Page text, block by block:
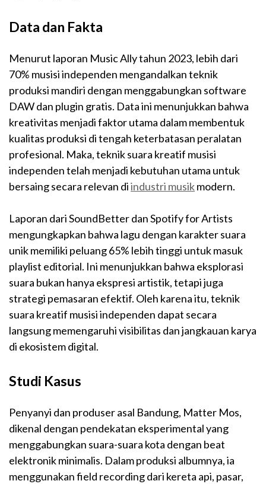
Data dan Fakta
Menurut laporan Music Ally tahun 2023, lebih dari
70% musisi independen mengandalkan teknik
produksi mandiri dengan menggabungkan software
DAW dan plugin gratis. Data ini menunjukkan bahwa
kreativitas menjadi faktor utama dalam membentuk
kualitas produksi di tengah keterbatasan peralatan
profesional. Maka, teknik suara kreatif musisi
independen telah menjadi kebutuhan utama untuk
bersaing secara relevan diindustri musikmodern.
Laporan dari SoundBetter dan Spotify for Artists
mengungkapkan bahwa lagu dengan karakter suara
unik memiliki peluang 65% lebih tinggi untuk masuk
playlist editorial. Ini menunjukkan bahwa eksplorasi
suara bukan hanya ekspresi artistik, tetapi juga
strategi pemasaran efektif. Oleh karena itu, teknik
suara kreatif musisi independen dapat secara
langsung memengaruhi visibilitas dan jangkauan karya
di ekosistem digital.
Studi Kasus
Penyanyi dan produser asal Bandung, Matter Mos,
dikenal dengan pendekatan eksperimental yang
menggabungkan suara-suara kota dengan beat
elektronik minimalis. Dalam produksi albumnya, ia
menggunakan field recording dari kereta api, pasar,